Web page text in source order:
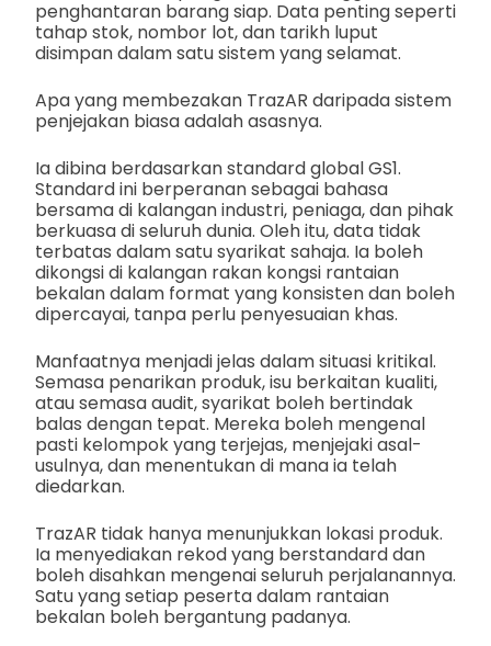
penghantaran barang siap. Data penting seperti
tahap stok, nombor lot, dan tarikh luput
disimpan dalam satu sistem yang selamat.
Apa yang membezakan TrazAR daripada sistem
penjejakan biasa adalah asasnya.
Ia dibina berdasarkan standard global GS1.
Standard ini berperanan sebagai bahasa
bersama di kalangan industri, peniaga, dan pihak
berkuasa di seluruh dunia. Oleh itu, data tidak
terbatas dalam satu syarikat sahaja. Ia boleh
dikongsi di kalangan rakan kongsi rantaian
bekalan dalam format yang konsisten dan boleh
dipercayai, tanpa perlu penyesuaian khas.
Manfaatnya menjadi jelas dalam situasi kritikal.
Semasa penarikan produk, isu berkaitan kualiti,
atau semasa audit, syarikat boleh bertindak
balas dengan tepat. Mereka boleh mengenal
pasti kelompok yang terjejas, menjejaki asal-
usulnya, dan menentukan di mana ia telah
diedarkan.
TrazAR tidak hanya menunjukkan lokasi produk.
Ia menyediakan rekod yang berstandard dan
boleh disahkan mengenai seluruh perjalanannya.
Satu yang setiap peserta dalam rantaian
bekalan boleh bergantung padanya.